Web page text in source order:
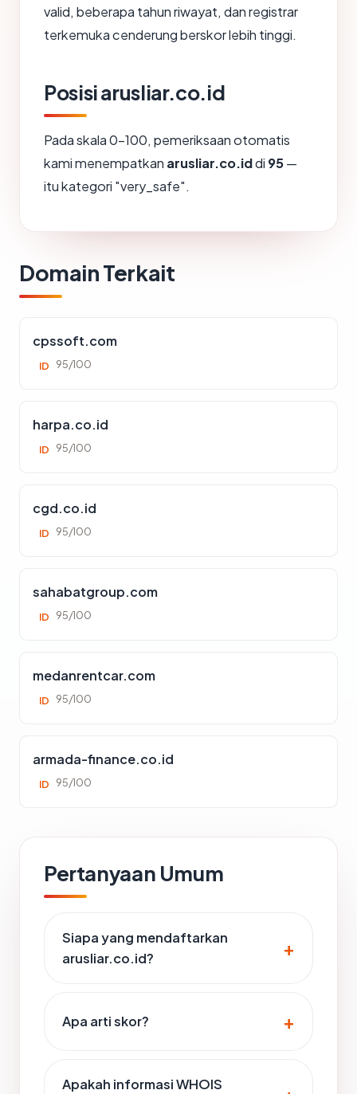
valid, beberapa tahun riwayat, dan registrar
terkemuka cenderung berskor lebih tinggi.
Posisi arusliar.co.id
Pada skala 0-100, pemeriksaan otomatis
kami menempatkan arusliar.co.iddi 95—
itu kategori "very_safe".
Domain Terkait
cpssoft.com
ID 95/100
harpa.co.id
ID 95/100
cgd.co.id
ID 95/100
sahabatgroup.com
ID 95/100
medanrentcar.com
ID 95/100
armada-finance.co.id
ID 95/100
Pertanyaan Umum
Siapa yang mendaftarkan
arusliar.co.id?
Apa arti skor?
Apakah informasi WHOIS